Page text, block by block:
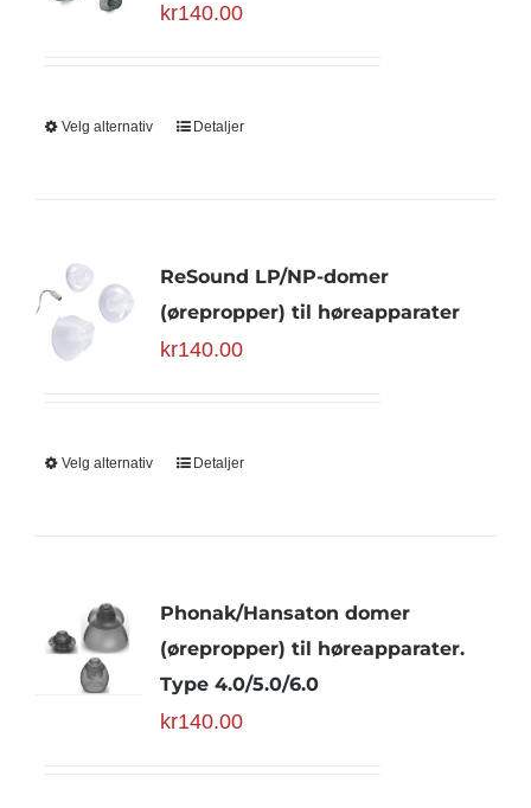
kr140.00
Velg alternativ Detaljer
ReSound LP/NP-domer
(ørepropper) til høreapparater
kr140.00
Velg alternativ Detaljer
Phonak/Hansaton domer
(ørepropper) til høreapparater.
Type 4.0/5.0/6.0
kr140.00